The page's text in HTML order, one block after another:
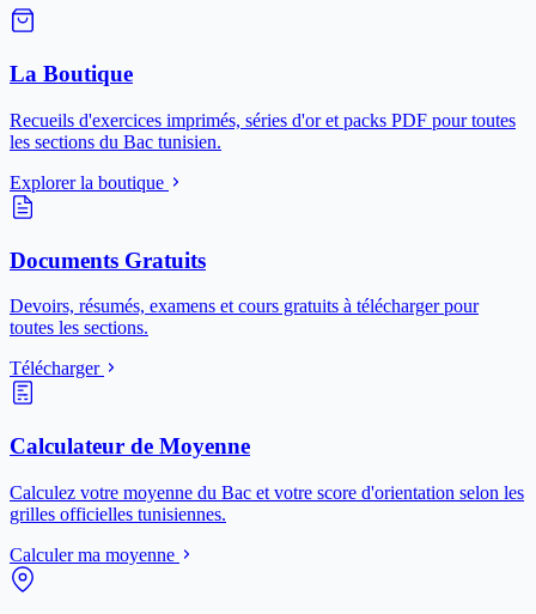
La Boutique
Recueils d'exercices imprimés, séries d'or et packs PDF pour toutes
les sections du Bac tunisien.
Explorer la boutique
Documents Gratuits
Devoirs, résumés, examens et cours gratuits à télécharger pour
toutes les sections.
Télécharger
Calculateur de Moyenne
Calculez votre moyenne du Bac et votre score d'orientation selon les
grilles officielles tunisiennes.
Calculer ma moyenne